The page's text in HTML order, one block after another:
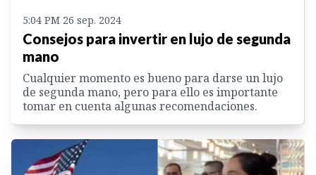
5:04 PM 26 sep. 2024
Consejos para invertir en lujo de segunda
mano
Cualquier momento es bueno para darse un lujo
de segunda mano, pero para ello es importante
tomar en cuenta algunas recomendaciones.